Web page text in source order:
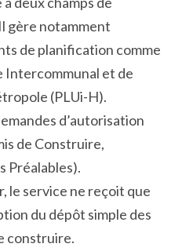
gère notamment
de planification comme
Intercommunal et de
(PLUi-H).
d’autorisation
de Construire,
Préalables).
le service ne reçoit que
du dépôt simple des
construire.